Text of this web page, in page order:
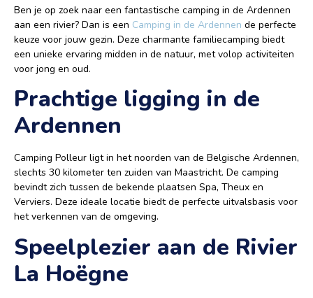
Ben je op zoek naar een fantastische camping in de Ardennen
aan een rivier? Dan is een Camping in de Ardennen de perfecte
keuze voor jouw gezin. Deze charmante familiecamping biedt
een unieke ervaring midden in de natuur, met volop activiteiten
voor jong en oud.
Prachtige ligging in de
Ardennen
Camping Polleur ligt in het noorden van de Belgische Ardennen,
slechts 30 kilometer ten zuiden van Maastricht. De camping
bevindt zich tussen de bekende plaatsen Spa, Theux en
Verviers. Deze ideale locatie biedt de perfecte uitvalsbasis voor
het verkennen van de omgeving.
Speelplezier aan de Rivier
La Hoëgne